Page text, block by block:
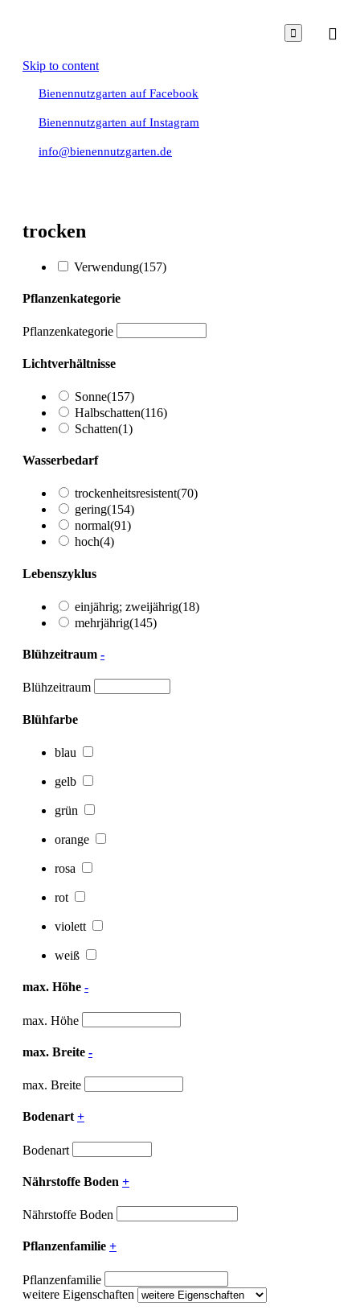

Skip to content
Bienennutzgarten auf Facebook
Bienennutzgarten auf Instagram
info@bienennutzgarten.de
trocken
Verwendung(157)
Pflanzenkategorie
Pflanzenkategorie
Lichtverhältnisse
Sonne(157)
Halbschatten(116)
Schatten(1)
Wasserbedarf
trockenheitsresistent(70)
gering(154)
normal(91)
hoch(4)
Lebenszyklus
einjährig; zweijährig(18)
mehrjährig(145)
Blühzeitraum -
Blühzeitraum
Blühfarbe
blau
gelb
grün
orange
rosa
rot
violett
weiß
max. Höhe -
max. Höhe
max. Breite -
max. Breite
Bodenart +
Bodenart
Nährstoffe Boden +
Nährstoffe Boden
Pflanzenfamilie +
Pflanzenfamilie
weitere Eigenschaften